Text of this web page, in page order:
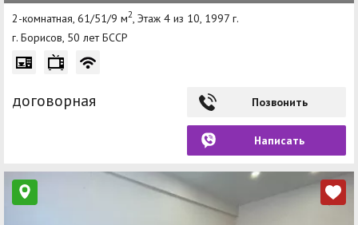
2-комнатная, 61/51/9 м2, Этаж 4 из 10, 1997 г.
г. Борисов, 50 лет БССР
договорная Позвонить
Написать